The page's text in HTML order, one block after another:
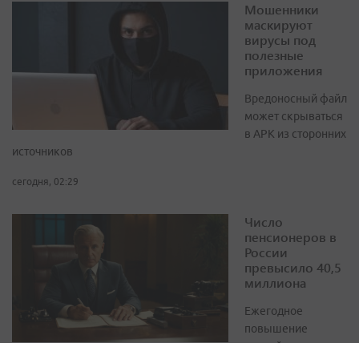
Мошенники
маскируют
вирусы под
полезные
приложения
Вредоносный файл
может скрываться
в APK из сторонних
источников
сегодня, 02:29
Число
пенсионеров в
России
превысило 40,5
миллиона
Ежегодное
повышение